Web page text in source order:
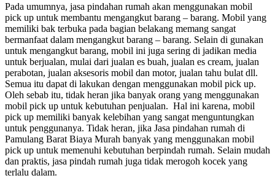
Pada umumnya, jasa pindahan rumah akan menggunakan mobil
pick up untuk membantu mengangkut barang – barang. Mobil yang
memiliki bak terbuka pada bagian belakang memang sangat
bermanfaat dalam mengangkut barang – barang. Selain di gunakan
untuk mengangkut barang, mobil ini juga sering di jadikan media
untuk berjualan, mulai dari jualan es buah, jualan es cream, jualan
perabotan, jualan aksesoris mobil dan motor, jualan tahu bulat dll.
Semua itu dapat di lakukan dengan menggunakan mobil pick up.
Oleh sebab itu, tidak heran jika banyak orang yang menggunakan
mobil pick up untuk kebutuhan penjualan. Hal ini karena, mobil
pick up memiliki banyak kelebihan yang sangat menguntungkan
untuk penggunanya. Tidak heran, jika Jasa pindahan rumah di
Pamulang Barat Biaya Murah banyak yang menggunakan mobil
pick up untuk memenuhi kebutuhan berpindah rumah. Selain mudah
dan praktis, jasa pindah rumah juga tidak merogoh kocek yang
terlalu dalam.